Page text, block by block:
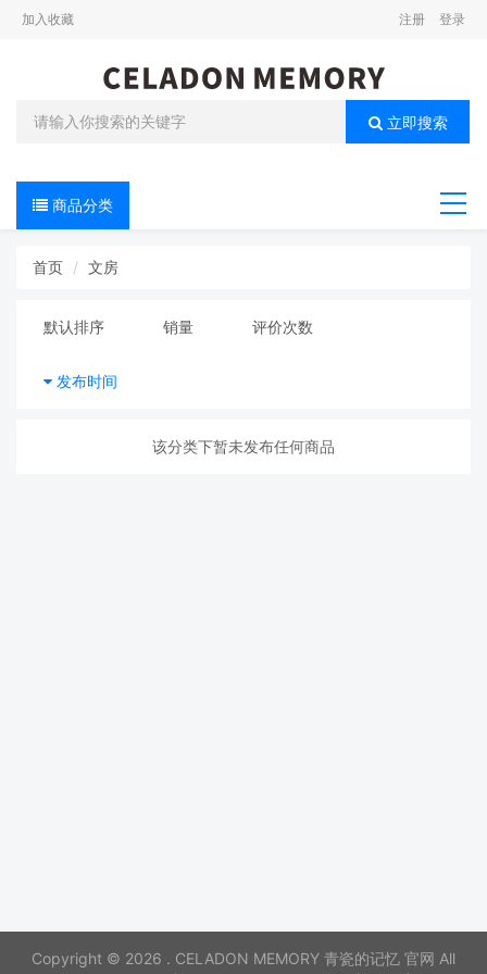
加入收藏 注册 登录
立即搜索
商品分类
首页 文房
默认排序 销量 评价次数
发布时间
该分类下暂未发布任何商品
Copyright © 2026 . CELADON MEMORY 青瓷的记忆 官网 All